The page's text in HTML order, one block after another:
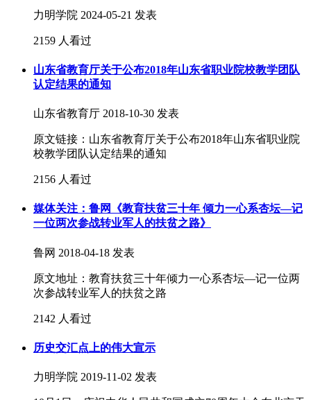
力明学院 2024-05-21 发表
2159 人看过
山东省教育厅关于公布2018年山东省职业院校教学团队
认定结果的通知
山东省教育厅 2018-10-30 发表
原文链接：山东省教育厅关于公布2018年山东省职业院
校教学团队认定结果的通知
2156 人看过
媒体关注：鲁网《教育扶贫三十年 倾力一心系杏坛—记
一位两次参战转业军人的扶贫之路》
鲁网 2018-04-18 发表
原文地址：教育扶贫三十年倾力一心系杏坛—记一位两
次参战转业军人的扶贫之路
2142 人看过
历史交汇点上的伟大宣示
力明学院 2019-11-02 发表